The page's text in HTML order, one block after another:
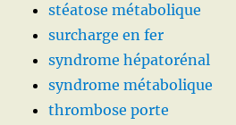
stéatose métabolique
surcharge en fer
syndrome hépatorénal
syndrome métabolique
thrombose porte